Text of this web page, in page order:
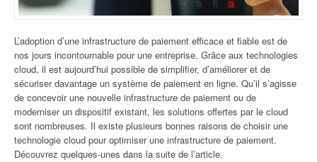
L’adoption d’une infrastructure de paiement efficace et fiable est de
nos jours incontournable pour une entreprise. Grâce aux technologies
cloud, il est aujourd’hui possible de simplifier, d’améliorer et de
sécuriser davantage un système de paiement en ligne. Qu’il s’agisse
de concevoir une nouvelle infrastructure de paiement ou de
moderniser un dispositif existant, les solutions offertes par le cloud
sont nombreuses. Il existe plusieurs bonnes raisons de choisir une
technologie cloud pour optimiser une infrastructure de paiement.
Découvrez quelques-unes dans la suite de l’article.